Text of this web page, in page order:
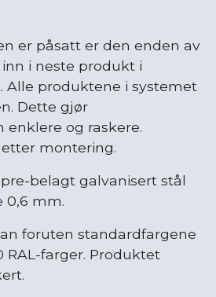
er påsatt er den enden av
i neste produkt i
Alle produktene i systemet
Dette gjør
og raskere.
montering.
belagt galvanisert stål
0,6 mm.
foruten standardfargene
RAL-farger. Produktet